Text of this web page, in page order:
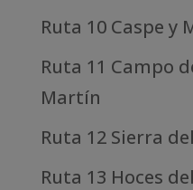
Ruta 10 Caspe y
Ruta 11 Campo
Martín
Ruta 12 Sierra
Ruta 13 Hoces